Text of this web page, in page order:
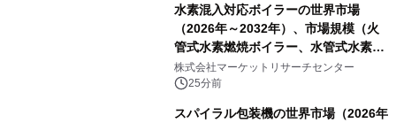
水素混入対応ボイラーの世界市場
（2026年～2032年）、市場規模（火
管式水素燃焼ボイラー、水管式水素燃
焼ボイラー、その他）・分析レポート
を発表
株式会社マーケットリサーチセンター
25分前
スパイラル包装機の世界市場（2026年